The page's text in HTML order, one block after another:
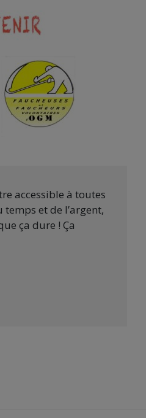
accessible à toutes
et de l’argent,
ça dure ! Ça